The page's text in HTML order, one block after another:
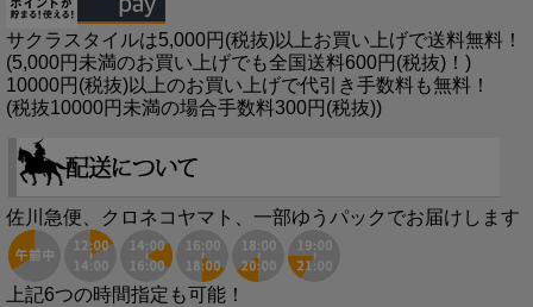
サクラスタイルは5,000円(税抜)以上お買い上げで送料無料！
(5,000円未満のお買い上げでも全国送料600円(税抜)！)
10000円(税抜)以上のお買い上げで代引き手数料も無料！
(税抜10000円未満の場合手数料300円(税抜))
佐川急便、クロネコヤマト、一部ゆうパックでお届けします
上記6つの時間指定も可能！